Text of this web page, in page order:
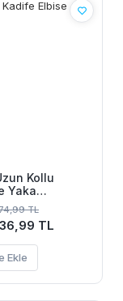
Kollu
Yaka
Büzgülü
TL
TL
Ekle